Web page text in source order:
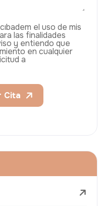
el uso de mis
las finalidades
y entiendo que
en cualquier
a
Cita